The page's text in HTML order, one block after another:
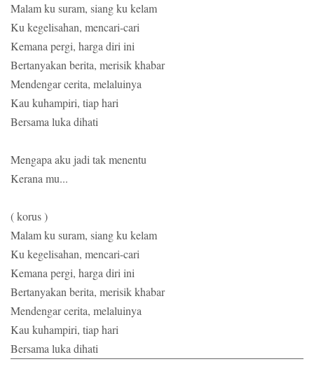
Malam ku suram, siang ku kelam
Ku kegelisahan, mencari-cari
Kemana pergi, harga diri ini
Bertanyakan berita, merisik khabar
Mendengar cerita, melaluinya
Kau kuhampiri, tiap hari
Bersama luka dihati
Mengapa aku jadi tak menentu
Kerana mu...
( korus )
Malam ku suram, siang ku kelam
Ku kegelisahan, mencari-cari
Kemana pergi, harga diri ini
Bertanyakan berita, merisik khabar
Mendengar cerita, melaluinya
Kau kuhampiri, tiap hari
Bersama luka dihati